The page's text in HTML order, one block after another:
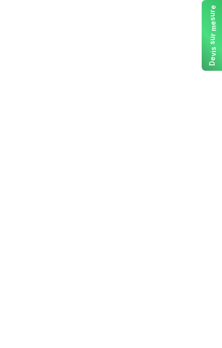
D
e
v
i
s
s
u
r
m
e
s
u
r
e